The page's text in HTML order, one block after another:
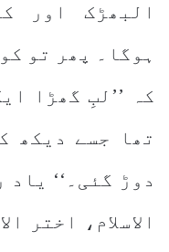
البھڑک اور
ہوگا۔ پھر تو
کہ ’’لبِ گھڑا
تھا جسے دیکھ
دوڑ گئی۔‘‘
الاسلام، اختر